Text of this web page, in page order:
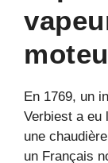
En 1769, un
Verbiest a eu
une
un Français